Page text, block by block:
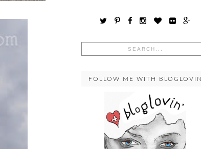
FOLLOW ME WITH BLOGLOVIN